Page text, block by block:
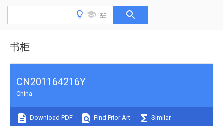
书柜
CN201164216Y
China
Download PDF Find Prior Art Similar